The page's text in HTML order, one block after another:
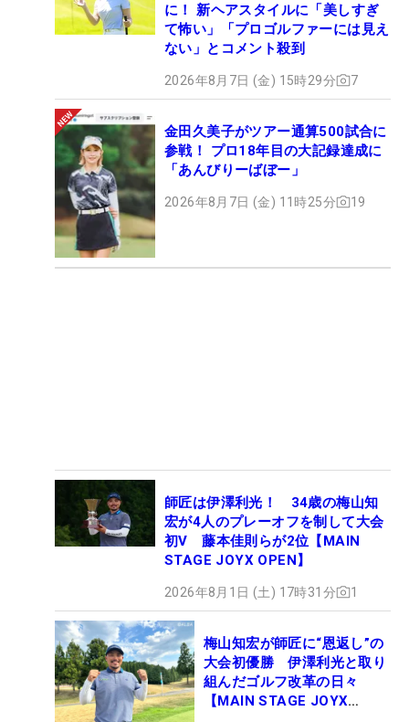
に！ 新ヘアスタイルに「美しすぎ
て怖い」「プロゴルファーには見え
ない」とコメント殺到
2026年8月7日 (金) 15時29分 7
金田久美子がツアー通算500試合に
参戦！ プロ18年目の大記録達成に
「あんびりーばぼー」
2026年8月7日 (金) 11時25分 19
師匠は伊澤利光！ 34歳の梅山知
宏が4人のプレーオフを制して大会
初V 藤本佳則らが2位【MAIN
STAGE JOYX OPEN】
2026年8月1日 (土) 17時31分 1
梅山知宏が師匠に“恩返し”の
大会初優勝 伊澤利光と取り
組んだゴルフ改革の日々
【MAIN STAGE JOYX